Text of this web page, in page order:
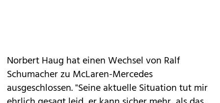
Norbert Haug hat einen Wechsel von Ralf
Schumacher zu McLaren-Mercedes
ausgeschlossen. "Seine aktuelle Situation tut mir